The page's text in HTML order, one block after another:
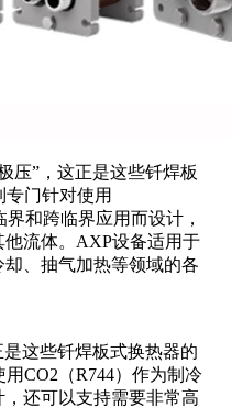
压”，这正是这些钎焊板
门针对使用
和跨临界应用而设计，
流体。AXP设备适用于
、抽气加热等领域的各
这些钎焊板式换热器的
CO2（R744）作为制冷
还可以支持需要非常高